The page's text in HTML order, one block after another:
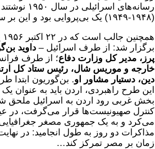
(١٩۴٨-١٩۴٩) یک بی‌پروایی بود و این بر سرنوشت لبنان در آینده تأثیر می‌گذارد.
برگزار شد: از طرف اسرائیل –داوید
پرز، مدیر کل وزارت دفاع؛ از طرف
خارجه و موریس شال، رئیس ستاد کل
دین، دستیار مشاور او. بن‌گوریون ابتدا
این طرح راهبردی، اردن باید به
بخش غربی رود اردن به اسرائیل ملحق
کنترل صهیونیست‌ها قرار می‌گرفت، در
می‌کرد و به یک جمهوری مصغر
مذاکرات دو روز به طول انجامید: در
زمان بر مصر تمرکز کند…